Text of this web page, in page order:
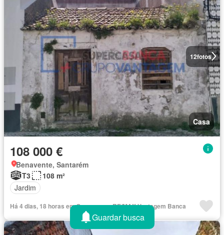
12fotos
Casa
108 000 €
Benavente, Santarém
T3
108 m²
Jardim
Há 4 dias, 18 horas em Supercasa - RE/MAX Vantagem Banca
Guardar busca